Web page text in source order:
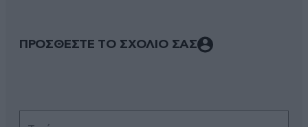
ΠΡΟΣΘΕΣΤΕ ΤΟ ΣΧΟΛΙΟ ΣΑΣ